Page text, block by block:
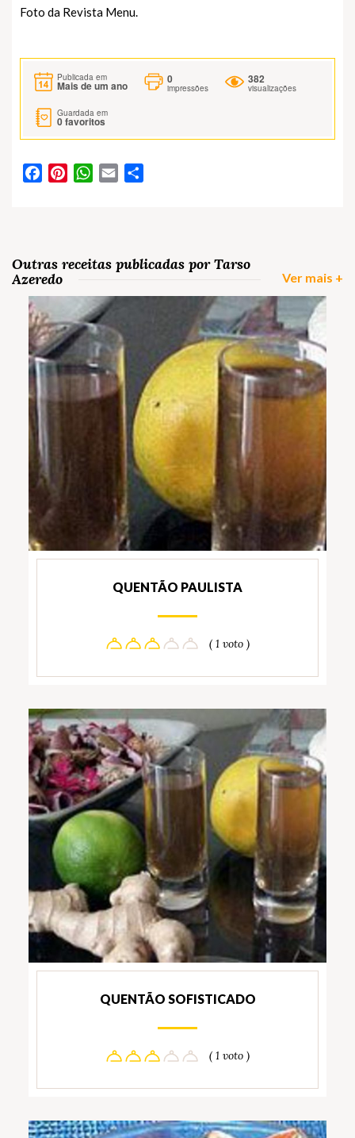
Foto da Revista Menu.
Publicada em
Mais de um ano
0
impressões
382
visualizações
Guardada em
0favoritos
FacebookPinterestWhatsApp
Email
Outras receitas publicadas por Tarso
Azeredo
Ver mais +
QUENTÃO PAULISTA
( 1 voto )
QUENTÃO SOFISTICADO
( 1 voto )